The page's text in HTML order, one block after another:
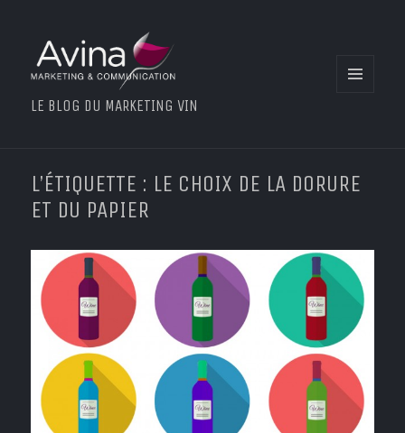
LE BLOG DU MARKETING VIN
L’ÉTIQUETTE : LE CHOIX DE LA DORURE
ET DU PAPIER